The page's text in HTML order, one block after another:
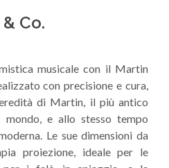
Co.
musicale con il Martin
con precisione e cura,
di Martin, il più antico
e allo stesso tempo
Le sue dimensioni da
proiezione, ideale per le